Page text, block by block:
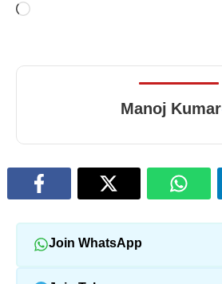
Loading…
Manoj Kumar
Join WhatsApp